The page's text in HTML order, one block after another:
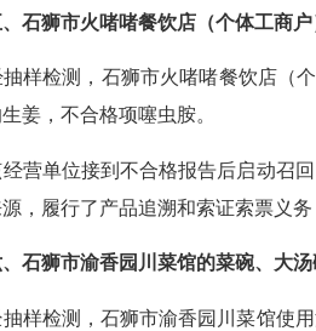
、石狮市火啫啫餐饮店（个体工商
抽样检测，石狮市火啫啫餐饮店（
姜，不合格项噻虫胺。
营单位接到不合格报告后启动召
，履行了产品追溯和索证索票义
石狮市渝香园川菜馆的菜碗、大汤
样检测，石狮市渝香园川菜馆使